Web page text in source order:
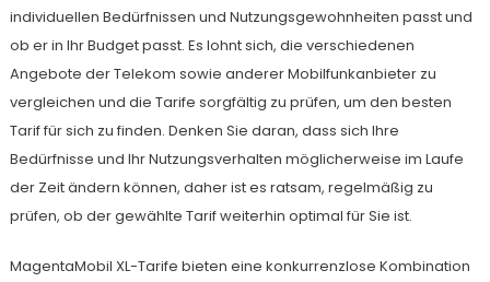
individuellen Bedürfnissen und Nutzungsgewohnheiten passt und
ob er in Ihr Budget passt. Es lohnt sich, die verschiedenen
Angebote der Telekom sowie anderer Mobilfunkanbieter zu
vergleichen und die Tarife sorgfältig zu prüfen, um den besten
Tarif für sich zu finden. Denken Sie daran, dass sich Ihre
Bedürfnisse und Ihr Nutzungsverhalten möglicherweise im Laufe
der Zeit ändern können, daher ist es ratsam, regelmäßig zu
prüfen, ob der gewählte Tarif weiterhin optimal für Sie ist.
MagentaMobil XL-Tarife bieten eine konkurrenzlose Kombination